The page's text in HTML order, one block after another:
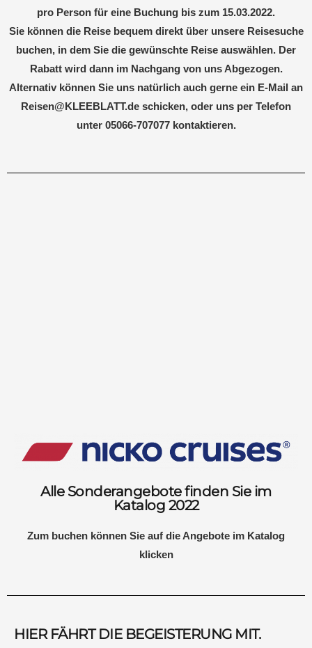
pro Person für eine Buchung bis zum 15.03.2022.
Sie können die Reise bequem direkt über unsere Reisesuche
buchen, in dem Sie die gewünschte Reise auswählen. Der
Rabatt wird dann im Nachgang von uns Abgezogen.
Alternativ können Sie uns natürlich auch gerne ein E-Mail an
Reisen@KLEEBLATT.de schicken, oder uns per Telefon
unter 05066-707077 kontaktieren.
Alle Sonderangebote finden Sie im
Katalog 2022
Zum buchen können Sie auf die Angebote im Katalog
klicken
HIER FÄHRT DIE BEGEISTERUNG MIT.